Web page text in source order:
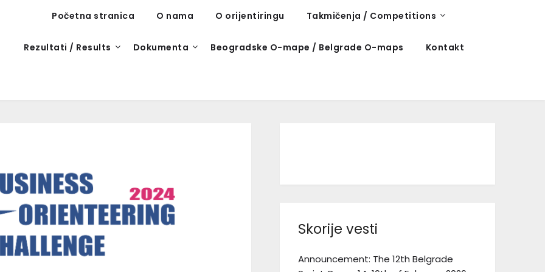
Početna stranica O nama O orijentiringu Takmičenja / Competitions
Rezultati / Results Dokumenta Beogradske O-mape / Belgrade O-maps Kontakt
Skorije vesti
Announcement: The 12th Belgrade